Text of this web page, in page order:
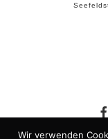
Wir verwenden